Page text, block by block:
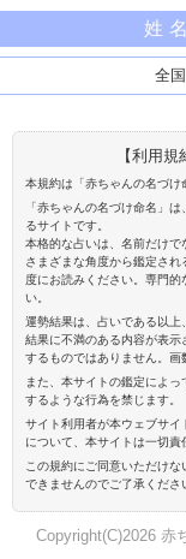
姓
全
【利用
本規約は「赤ちゃんの名づけ
「赤ちゃんの名づけ命名」
るサイトです。
本格的な占いは、名前だけで
さまざまな角度から鑑定さ
度にお読みください。専門
い。
運勢結果は、占いである以
結果に不満のある内容が表
するものではありません。画
また、本サイトの鑑定によ
するような行為を禁じます。
サイト利用者が本ウェブサ
について、本サイトは一切責
この規約にご同意いただけ
できませんのでご了承くださ
Copyright(C)2026 赤